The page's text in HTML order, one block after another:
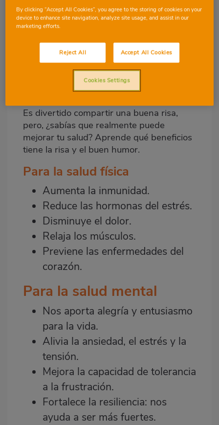
inspira confianza en uno mismo, nos
permite la conexión con los demás y
facilita que podamos perdonar antes. Es
un gran recurso para superar problemas,
mejorar las relaciones y la salud física y
emocional. Lo mejor de todo es que, este
‘medicamento’,tiene un valor incalculable,
divertido, gratuito y fácil de usar.
Es divertido compartir una buena risa,
pero, ¿sabías que realmente puede
mejorar tu salud? Aprende qué beneficios
tiene la risa y el buen humor.
Para la salud física
Aumenta la inmunidad.
Reduce las hormonas del estrés.
Disminuye el dolor.
Relaja los músculos.
Previene las enfermedades del
corazón.
Para la salud mental
Nos aporta alegría y entusiasmo
para la vida.
Alivia la ansiedad, el estrés y la
tensión.
Mejora la capacidad de tolerancia
a la frustración.
Fortalece la resiliencia: nos
ayuda a ser más fuertes.
By clicking “Accept All Cookies”, you agree to the storing of cookies on your
device to enhance site navigation, analyze site usage, and assist in our
marketing efforts.
Reject All Accept All Cookies
Cookies Settings